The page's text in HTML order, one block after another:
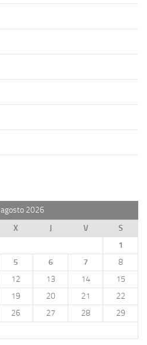
agosto 2026
X J V
S
1
5 6 7
8
12 13 14
15
19 20 21
22
26 27 28
29